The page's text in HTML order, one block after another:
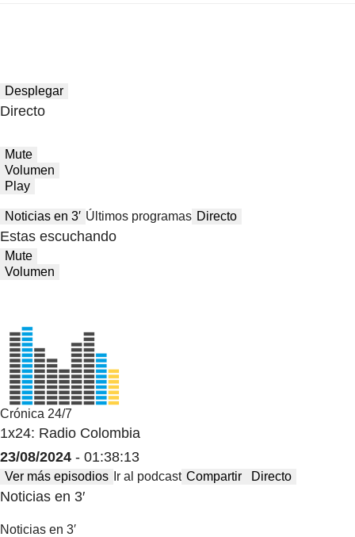
Desplegar
Directo
Mute
Volumen
Play
Noticias en 3′ Últimos programas Directo
Estas escuchando
Mute
Volumen
Crónica 24/7
1x24: Radio Colombia
23/08/2024 - 01:38:13
Ver más episodios Ir al podcast Compartir Directo
Noticias en 3′
Noticias en 3′